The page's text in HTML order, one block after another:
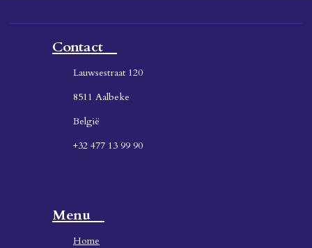
Contact
Lauwsestraat 120
8511 Aalbeke
België
+32 477 13 99 90
Menu
Home